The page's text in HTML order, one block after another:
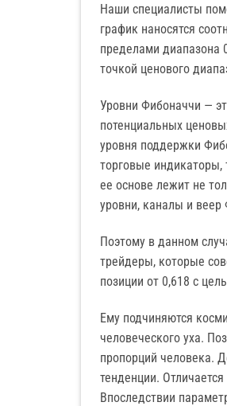
Наши специалисты
график наносятся
пределами диапазона
точкой ценового
Уровни Фибоначчи —
потенциальных
уровня поддержки
торговые
ее основе лежит не
уровни, каналы и веер
Поэтому в данном
трейдеры, которые
позиции от 0,618 с
Ему подчиняются
человеческого уха.
пропорций человека.
тенденции.
Впоследствии